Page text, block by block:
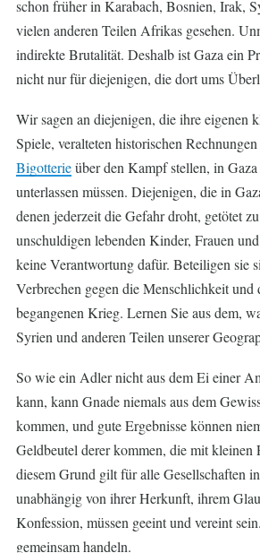
schon früher in Karabach, Bosnien, Irak,
vielen anderen Teilen Afrikas gesehen.
indirekte Brutalität. Deshalb ist Gaza ein
nicht nur für diejenigen, die dort ums
Wir sagen an diejenigen, die ihre eigenen
Spiele, veralteten historischen
Bigotterieüber den Kampf stellen, in
unterlassen müssen. Diejenigen, die in
denen jederzeit die Gefahr droht, getötet
unschuldigen lebenden Kinder, Frauen
keine Verantwortung dafür. Beteiligen sie
Verbrechen gegen die Menschlichkeit und
begangenen Krieg. Lernen Sie aus dem,
Syrien und anderen Teilen unserer
So wie ein Adler nicht aus dem Ei einer
kann, kann Gnade niemals aus dem
kommen, und gute Ergebnisse können
Geldbeutel derer kommen, die mit kleinen
diesem Grund gilt für alle Gesellschaften
unabhängig von ihrer Herkunft, ihrem
Konfession, müssen geeint und vereint
gemeinsam handeln.